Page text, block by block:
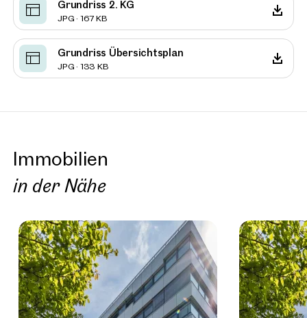
Grundriss 2. KG
JPG · 167 KB
Grundriss Übersichtsplan
JPG · 133 KB
Immobilien
in der Nähe